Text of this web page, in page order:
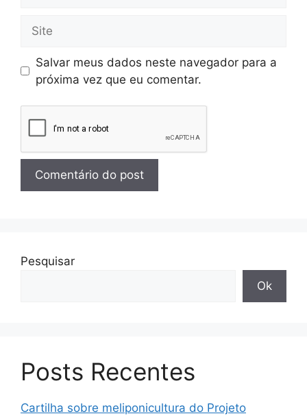
Salvar meus dados neste navegador para a
próxima vez que eu comentar.
Pesquisar
Ok
Posts Recentes
Cartilha sobre meliponicultura do Projeto